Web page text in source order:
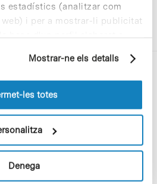
estadístics (analitzar com
i per a mostrar-li publicitat
base d'un perfil elaborat a
a obtenir més informació sobre
laPolítica de cookiesdel
Mostrar-ne els detalls
les totes
Denega